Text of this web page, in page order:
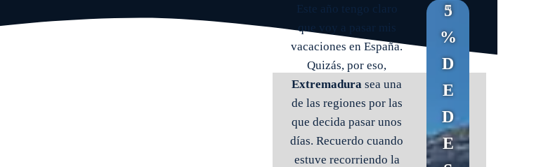
Este año tengo claro
que voy a pasar mis
vacaciones en España.
Quizás, por eso,
Extremadura sea una
de las regiones por las
que decida pasar unos
días. Recuerdo cuando
estuve recorriendo la
5
%
D
E
D
E